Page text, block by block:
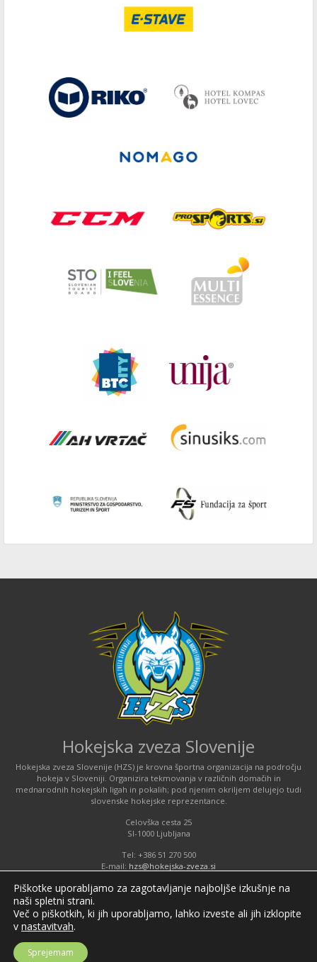
Hokejska zveza Slovenije
Hokejska zveza Slovenije (HZS) je krovna športna organizacija na področju
hokeja v Sloveniji. Organizira tekmovanja v različnih domačih in
mednarodnih hokejskih ligah in pokalih; pod njenim okriljem delujejo tudi
slovenske hokejske reprezentance.
Celovška cesta 25
SI-1000 Ljubljana
Tel: +386 51 270 500
E-mail: hzs@hokejska-zveza.si
Informacije o uporabi spletnih piškotkov
©2026 Hokejska zveza Slovenije / Ice hockey federation of Slovenia; vse
Piškotke uporabljamo za zagotavljanje najboljše izkušnje na
naši spletni strani.
Več o piškotkih, ki jih uporabljamo, lahko izveste ali jih izklopite
v nastavitvah.
Sprejemam